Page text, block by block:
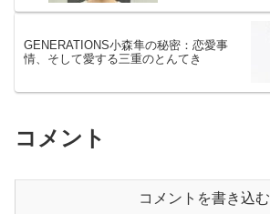
GENERATIONS小森隼の秘密：恋愛事
情、そして愛する三重のとんてき
コメント
コメントを書き込む